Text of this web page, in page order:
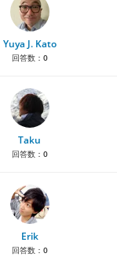
Yuya J. Kato
回答数： 0
Taku
回答数： 0
Erik
回答数： 0